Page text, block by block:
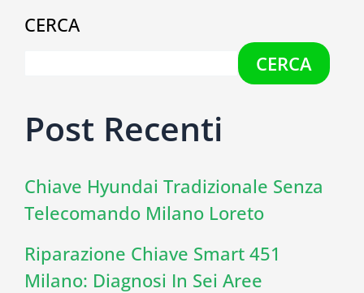
CERCA
CERCA
Post Recenti
Chiave Hyundai Tradizionale Senza
Telecomando Milano Loreto
Riparazione Chiave Smart 451
Milano: Diagnosi In Sei Aree